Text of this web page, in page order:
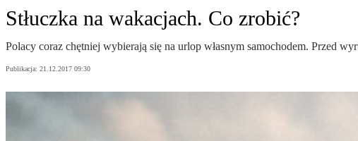
Stłuczka na wakacjach. Co zrobić?
Polacy coraz chętniej wybierają się na urlop własnym samochodem. Przed
Publikacja: 21.12.2017 09:30